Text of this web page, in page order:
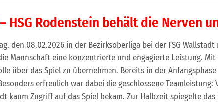
HSG Rodenstein behält die Nerven
den 08.02.2026 in der Bezirksoberliga bei der FSG
Mannschaft eine konzentrierte und engagierte Leistung.
über das Spiel zu übernehmen. Bereits in der
erfreulich war dabei die geschlossene
kaum Zugriff auf das Spiel bekam. Zur Halbzeit spiegelte